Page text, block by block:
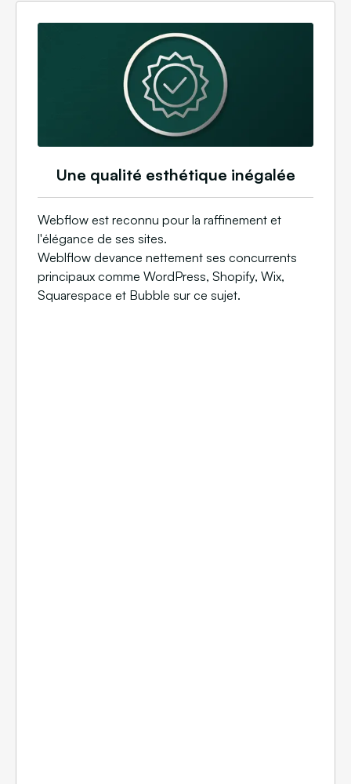
Une qualité esthétique inégalée
Webflow est reconnu pour la raffinement et
l'élégance de ses sites.
Weblflow devance nettement ses concurrents
principaux comme WordPress, Shopify, Wix,
Squarespace et Bubble sur ce sujet.